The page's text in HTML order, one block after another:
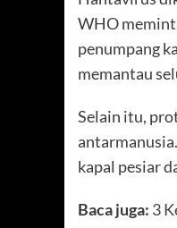
WHO
penumpang
memantau
Selain itu,
kapal pesiar
Baca juga: 3